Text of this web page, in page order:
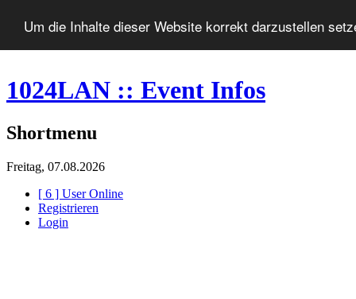
Um die Inhalte dieser Website korrekt darzustellen
1024LAN :: Event Infos
Shortmenu
Freitag, 07.08.2026
[ 6 ] User Online
Registrieren
Login